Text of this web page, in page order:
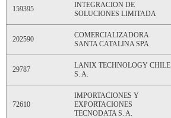
159395
INTEGRACION DE
SOLUCIONES LIMITADA
202590
COMERCIALIZADORA
SANTA CATALINA SPA
29787
LANIX TECHNOLOGY CHILE
S. A.
72610
IMPORTACIONES Y
EXPORTACIONES
TECNODATA S. A.